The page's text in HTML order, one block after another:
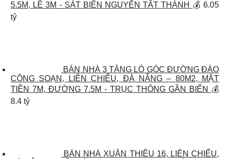
5.5M, LỀ 3M - SÁT BIỂN NGUYỄN TẤT THÀNH 💰 6.05
tỷ
BÁN NHÀ 3 TÂNG LÔ GÓC ĐƯỜNG ĐÀO
CÔNG SOẠN, LIÊN CHIỂU, ĐÀ NẴNG – 80M2, MẶT
TIỀN 7M, ĐƯỜNG 7.5M - TRỤC THÔNG GẦN BIỂN 💰
8.4 tỷ
BÁN NHÀ XUÂN THIỀU 16, LIÊN CHIỂU,